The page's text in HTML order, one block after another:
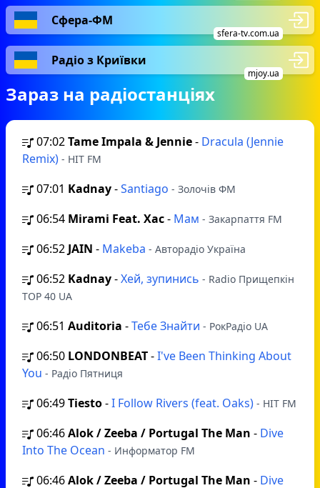
Сфера-ФМ
sfera-tv.com.ua
Радіо з Криївки
mjoy.ua
Зараз на радіостанціях
07:02Tame Impala & Jennie- Dracula (Jennie
Remix) - HIT FM
07:01 Kadnay-Santiago - Золочів ФМ
06:54 Mirami Feat. Хас- Мам - Закарпаття FM
06:52 JAIN - Makeba - Авторадіо Україна
06:52 Kadnay-Хей, зупинись - Radio Прищепкін
TOP 40 UA
06:51 Auditoria -Тебе Знайти - РокРадіо UA
06:50 LONDONBEAT-I've Been Thinking About
You - Радіо Пятниця
06:49Tiesto-I Follow Rivers (feat. Oaks) - HIT FM
06:46Alok / Zeeba / Portugal The Man - Dive
Into The Ocean - Информатор FM
06:46Alok / Zeeba / Portugal The Man - Dive